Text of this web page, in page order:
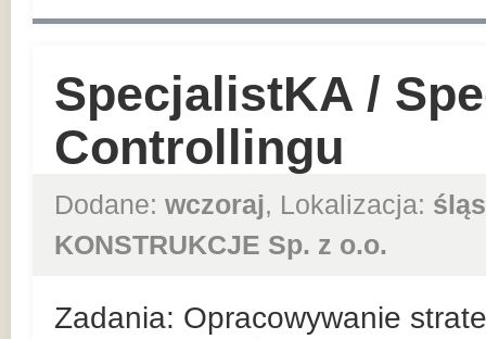
SpecjalistKA /
Controllingu
Dodane: wczoraj, Lokalizacja:
KONSTRUKCJE Sp. z o.o.
Zadania: Opracowywanie